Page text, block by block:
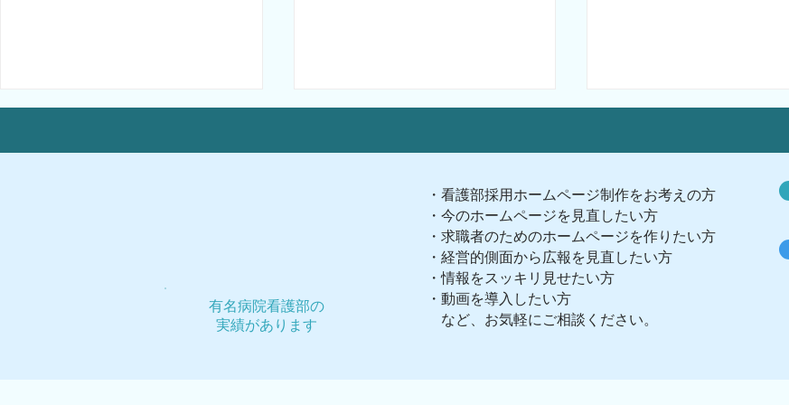
進化（2014〜2018）
ホームページの割賦・リース
契約に、ご注意ください。
採用効果とホームページ
有名病院看護部の
実績があります
・看護部採用ホームページ制作をお考えの方
・今のホームページを見直したい方
​・求職者のためのホームページを作りたい方
・経営的側面から広報を見直したい方
・情報をスッキリ見せたい方
・動画を導入したい方
​ など、お気軽にご相談ください。